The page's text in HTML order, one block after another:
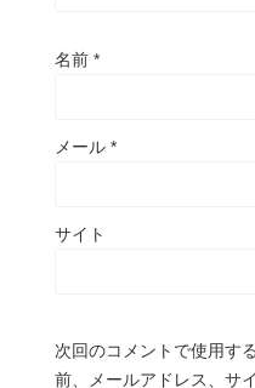
名前 *
メール *
サイト
次回のコメントで使用す
前、メールアドレス、サ